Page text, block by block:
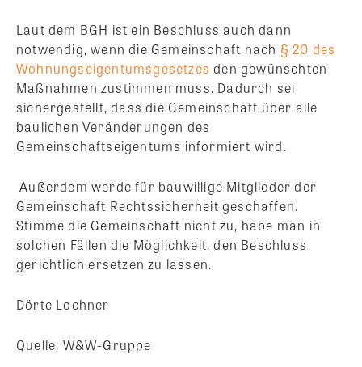
Laut dem BGH ist ein Beschluss auch dann
notwendig, wenn die Gemeinschaft nach § 20 des
Wohnungseigentumsgesetzes den gewünschten
Maßnahmen zustimmen muss. Dadurch sei
sichergestellt, dass die Gemeinschaft über alle
baulichen Veränderungen des
Gemeinschaftseigentums informiert wird.
Außerdem werde für bauwillige Mitglieder der
Gemeinschaft Rechtssicherheit geschaffen.
Stimme die Gemeinschaft nicht zu, habe man in
solchen Fällen die Möglichkeit, den Beschluss
gerichtlich ersetzen zu lassen.
Dörte Lochner
Quelle: W&W-Gruppe